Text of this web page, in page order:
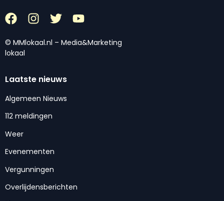
© MMlokaal.nl – Media&Marketing
lokaal
Laatste nieuws
Algemeen Nieuws
112 meldingen
Weer
Evenementen
Vergunningen
Overlijdensberichten